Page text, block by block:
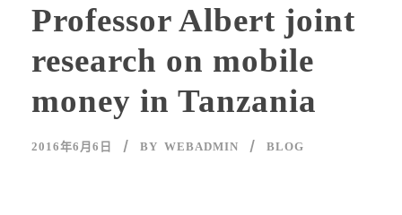
Professor Albert joint
research on mobile
money in Tanzania
2016年6月6日 BY WEBADMIN BLOG